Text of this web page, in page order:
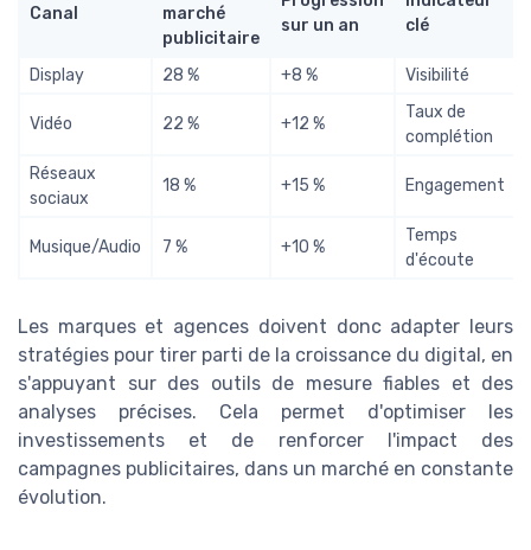
Canal
marché
publicitaire
sur un an
clé
Display 28 % +8 % Visibilité
Vidéo 22 % +12 %
Taux de
complétion
Réseaux
sociaux
18 % +15 % Engagement
Musique/Audio 7 % +10 %
Temps
d'écoute
Les marques et agences doivent donc adapter leurs
stratégies pour tirer parti de la croissance du digital, en
s'appuyant sur des outils de mesure fiables et des
analyses précises. Cela permet d'optimiser les
investissements et de renforcer l'impact des
campagnes publicitaires, dans un marché en constante
évolution.